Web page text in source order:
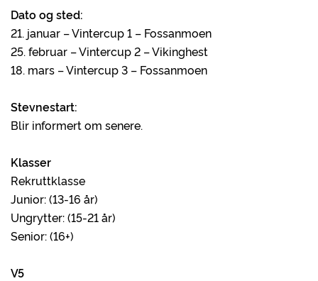
Dato og sted:
21. januar – Vintercup 1 – Fossanmoen
25. februar – Vintercup 2 – Vikinghest
18. mars – Vintercup 3 – Fossanmoen
Stevnestart:
Blir informert om senere.
Klasser
Rekruttklasse
Junior: (13-16 år)
Ungrytter: (15-21 år)
Senior: (16+)
V5